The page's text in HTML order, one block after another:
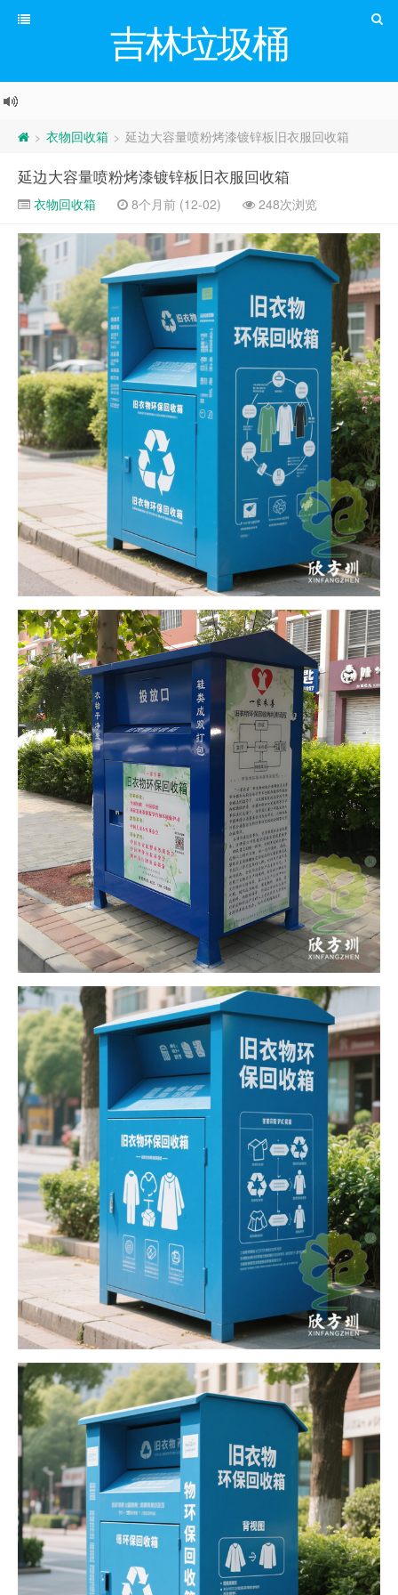
吉林垃圾桶
> 衣物回收箱 > 延边大容量喷粉烤漆镀锌板旧衣服回收箱
延边大容量喷粉烤漆镀锌板旧衣服回收箱
衣物回收箱 8个月前 (12-02) 248次浏览